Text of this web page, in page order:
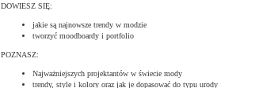
DOWIESZ SIĘ:
jakie są najnowsze trendy w modzie
tworzyć moodboardy i portfolio
POZNASZ:
Najważniejszych projektantów w świecie mody
trendy, style i kolory oraz jak je dopasować do typu urody